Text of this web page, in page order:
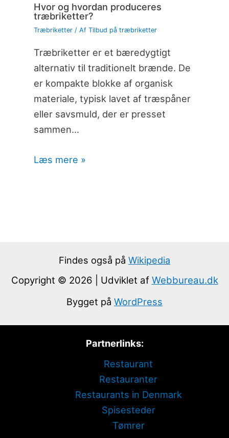
Hvor og hvordan produceres
træbriketter?
Træbriketter/ Af Tilbud på træbriketter
Træbriketter er et bæredygtigt
alternativ til traditionelt brænde. De
er kompakte blokke af organisk
materiale, typisk lavet af træspåner
eller savsmuld, der er presset
sammen…
Læs mere »
Findes også på Wikipedia
Copyright © 2026 | Udviklet af Webbureau.dk
Bygget på WordPress
Partnerlinks:
Restaurant
Restauranter
Restaurants in Denmark
Spisesteder
Tømrer